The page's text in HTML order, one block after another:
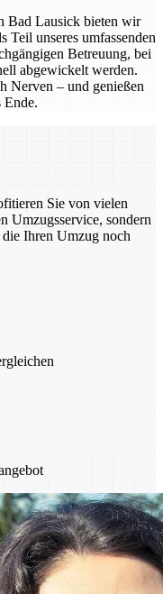
Bad Lausick bieten wir
Teil unseres umfassenden
Betreuung, bei
abgewickelt werden.
Nerven – und genießen
Ende.
Sie von vielen
Umzugsservice, sondern
Ihren Umzug noch